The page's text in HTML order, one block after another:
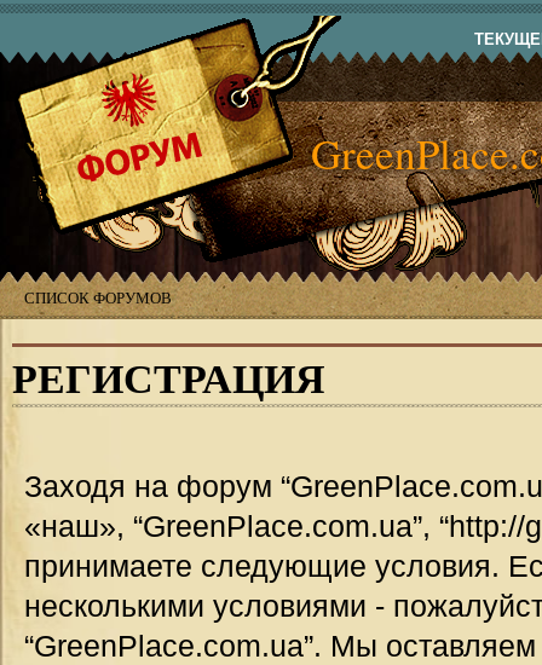
СПИСОК ФОРУМОВ
РЕГИСТРАЦИЯ
Заходя на форум
«наш», “GreenPlace.com.ua”,
принимаете следующие условия.
несколькими условиями -
“GreenPlace.com.ua”. Мы